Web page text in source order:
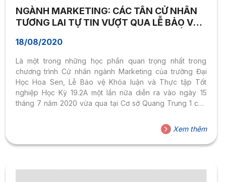
NGÀNH MARKETING: CÁC TÂN CỬ NHÂN
TƯƠNG LAI TỰ TIN VƯỢT QUA LỄ BẢO VỆ
NGHIỆP
18/08/2020
Là một trong những học phần quan trọng nhất trong
chương trình Cử nhân ngành Marketing của trường Đại
Học Hoa Sen, Lễ Bảo vệ Khóa luận và Thực tập Tốt
nghiệp Học Kỳ 19.2A một lần nữa diễn ra vào ngày 15
tháng 7 năm 2020 vừa qua tại Cơ sở Quang Trung 1 của
nhau chụp hình trước buổi lễ bảo vệ Lễ Bảo vệ Khóa luận
và Thực tập Tốt nghiệp lần này khép lại quá trình nỗ...
Xem thêm